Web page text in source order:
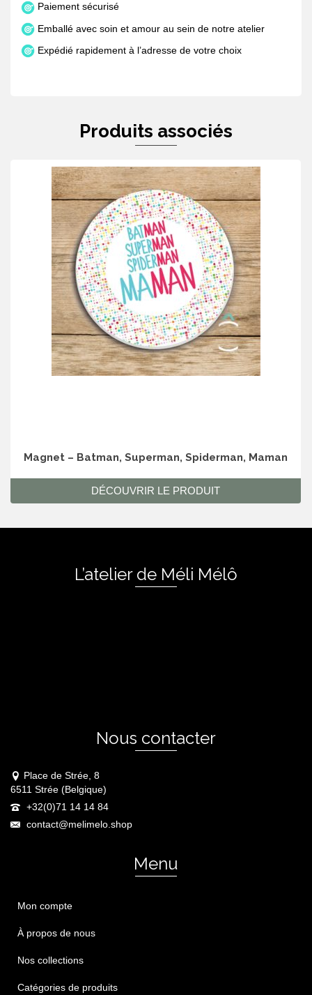
Paiement sécurisé
Emballé avec soin et amour au sein de notre atelier
Expédié rapidement à l’adresse de votre choix
Produits associés
Magnet – Batman, Superman, Spiderman, Maman
DÉCOUVRIR LE PRODUIT
L’atelier de Méli Mélô
Nous contacter
Place de Strée, 8
6511 Strée (Belgique)
+32(0)71 14 14 84
contact@melimelo.shop
Menu
Mon compte
À propos de nous
Nos collections
Catégories de produits